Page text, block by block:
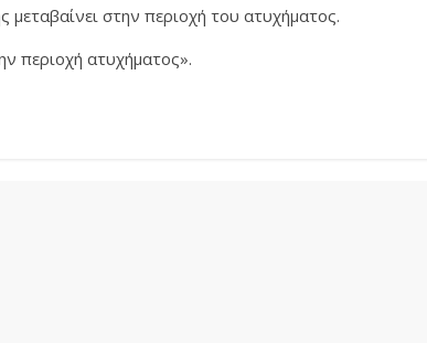
στην περιοχή του ατυχήματος.
περιοχή ατυχήματος».